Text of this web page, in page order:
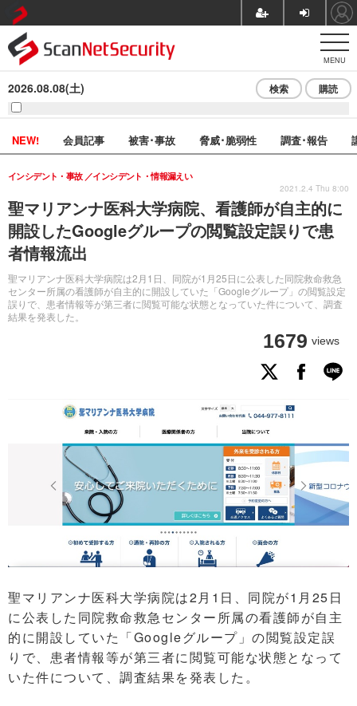
MENU
2026.08.08(土) 検索 購読
NEW! 会員記事 被害･事故 脅威･脆弱性 調査･報告
聖マリアンナ医科大学病院、看護師が自主的に
開設したGoogleグループの閲覧設定誤りで患
者情報流出
聖マリアンナ医科大学病院は2月1日、同院が1月25日に公表した同院救命救急
センター所属の看護師が自主的に開設していた「Googleグループ」の閲覧設定
誤りで、患者情報等が第三者に閲覧可能な状態となっていた件について、調査
結果を発表した。
インシデント・事故 インシデント・情報漏えい
1679 views
2021.2.4 Thu 8:00
聖マリアンナ医科大学病院は2月1日、同院が1月25日
に公表した同院救命救急センター所属の看護師が自主
的に開設していた「Googleグループ」の閲覧設定誤
りで、患者情報等が第三者に閲覧可能な状態となって
いた件について、調査結果を発表した。